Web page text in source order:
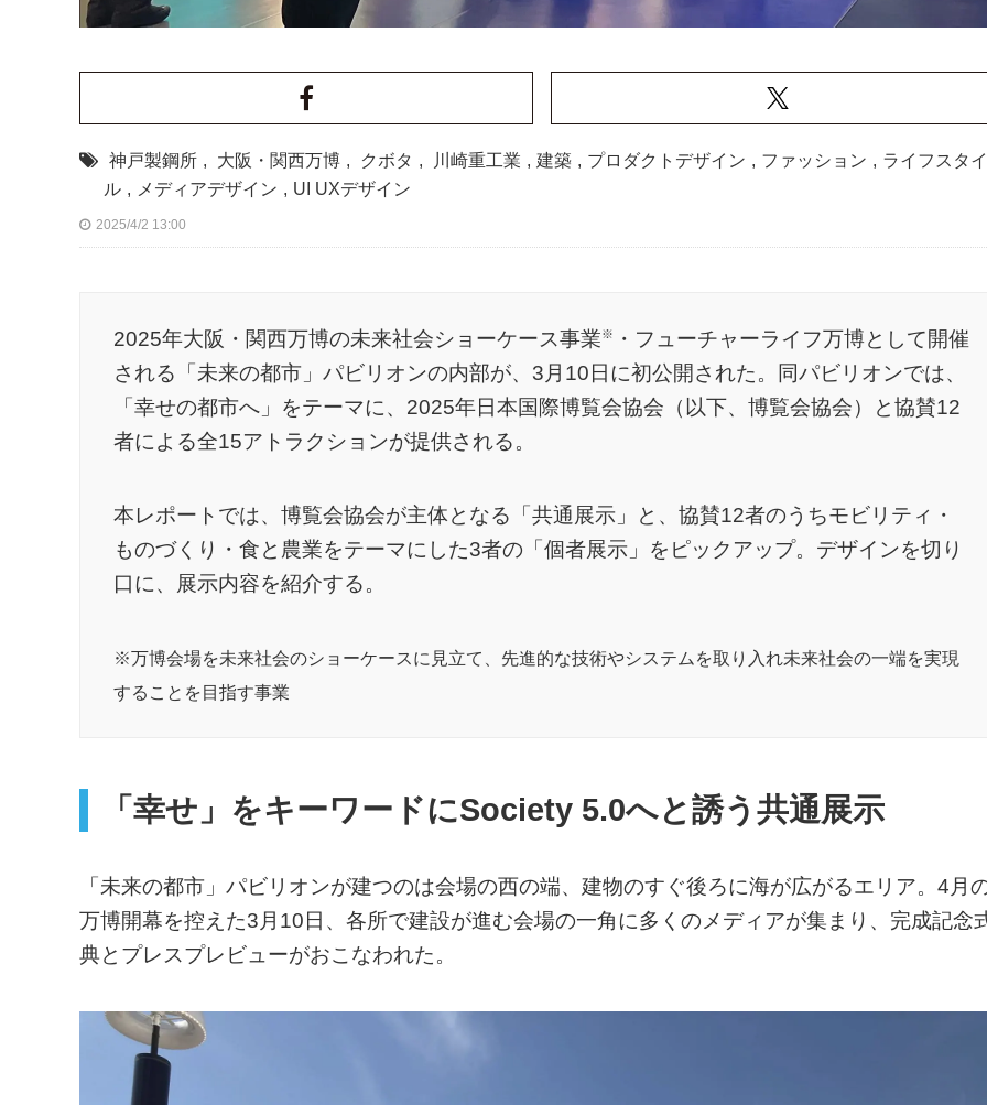
神戸製鋼所 , 大阪・関西万博 , クボタ , 川崎重工業 , 建築 , プロダクトデザイン , ファッション , ライフスタイ
ル , メディアデザイン , UI UXデザイン
2025/4/2 13:00
2025年大阪・関西万博の未来社会ショーケース事業※
・フューチャーライフ万博として開催
される「未来の都市」パビリオンの内部が、3月10日に初公開された。同パビリオンでは、
「幸せの都市へ」をテーマに、2025年日本国際博覧会協会（以下、博覧会協会）と協賛12
者による全15アトラクションが提供される。
本レポートでは、博覧会協会が主体となる「共通展示」と、協賛12者のうちモビリティ・
ものづくり・食と農業をテーマにした3者の「個者展示」をピックアップ。デザインを切り
口に、展示内容を紹介する。
※万博会場を未来社会のショーケースに見立て、先進的な技術やシステムを取り入れ未来社会の一端を実現
することを目指す事業
「幸せ」をキーワードにSociety 5.0へと誘う共通展示
「未来の都市」パビリオンが建つのは会場の西の端、建物のすぐ後ろに海が広がるエリア。4月
万博開幕を控えた3月10日、各所で建設が進む会場の一角に多くのメディアが集まり、完成記念
典とプレスプレビューがおこなわれた。